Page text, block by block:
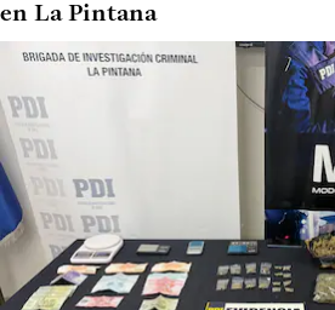
en La Pintana